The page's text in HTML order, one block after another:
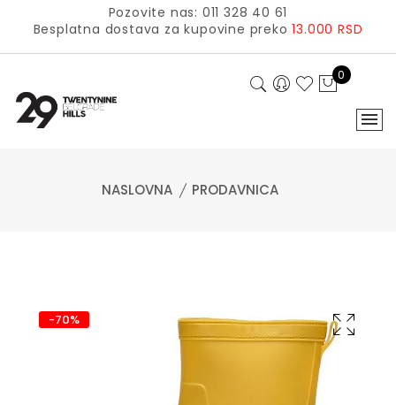
Pozovite nas: 011 328 40 61
Besplatna dostava za kupovine preko13.000 RSD
0
NASLOVNA PRODAVNICA
-70%